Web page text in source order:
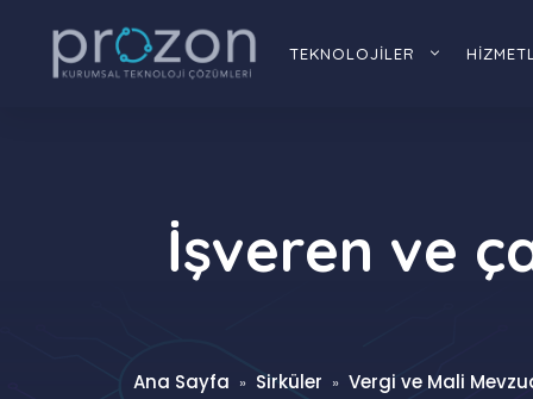
TEKNOLOJİLER
İşveren ve
Ana Sayfa » Sirküler » Vergi ve Mali